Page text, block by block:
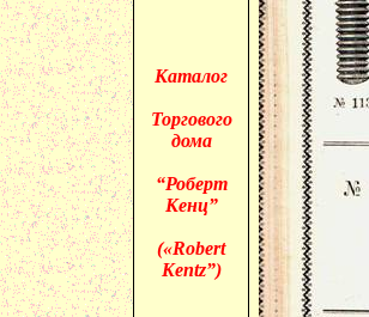
Каталог
Торгового
дома
“Роберт
Кенц”
(«Robert
Kentz”)